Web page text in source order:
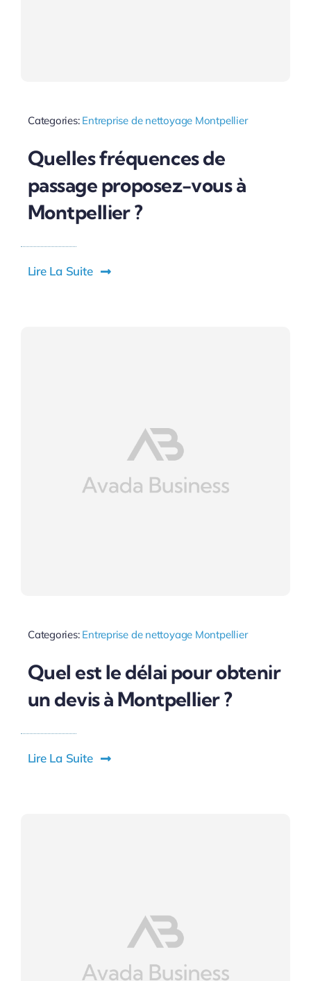
Categories: Entreprise de nettoyage Montpellier
Quelles fréquences de
passage proposez-vous à
Montpellier ?
Lire La Suite
Categories: Entreprise de nettoyage Montpellier
Quel est le délai pour obtenir
un devis à Montpellier ?
Lire La Suite